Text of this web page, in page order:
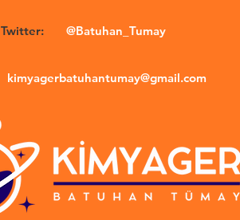
Twitter: @Batuhan_Tumay
kimyagerbatuhantumay@gmail.com